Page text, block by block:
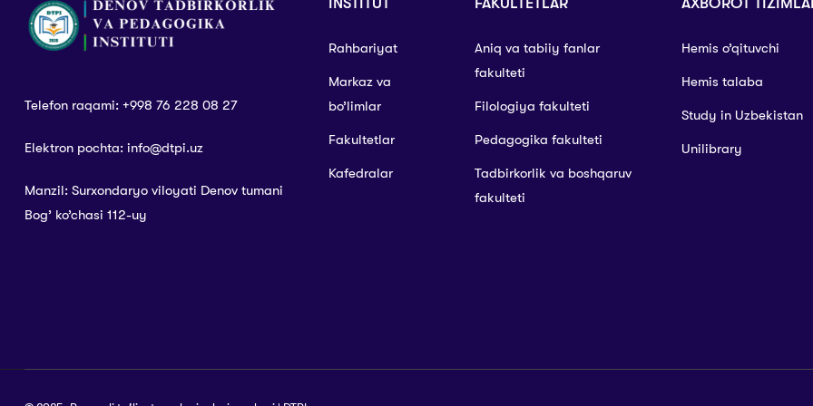
Telefon raqami: +998 76 228 08 27
Elektron pochta: info@dtpi.uz
Manzil: Surxondaryo viloyati Denov tumani
Bog’ ko’chasi 112-uy
Rahbariyat
Markaz va
bo’limlar
Fakultetlar
Kafedralar
Aniq va tabiiy fanlar
fakulteti
Filologiya fakulteti
Pedagogika fakulteti
Tadbirkorlik va boshqaruv
fakulteti
Hemis o’qituvchi
Hemis talaba
Study in Uzbekistan
Unilibrary